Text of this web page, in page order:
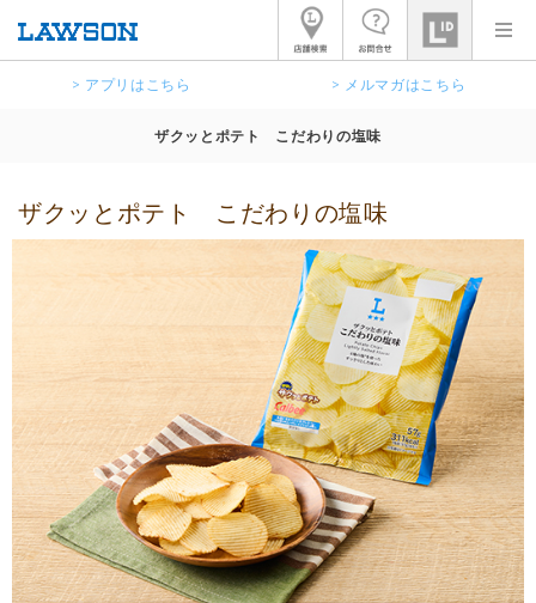
> アプリはこちら > メルマガはこちら
ザクッとポテト こだわりの塩味
ザクッとポテト こだわりの塩味